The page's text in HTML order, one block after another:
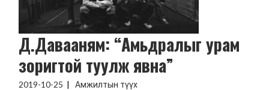
Д.Давааням: “Амьдралыг урам
зоригтой туулж явна”
2019-10-25 Амжилтын түүх